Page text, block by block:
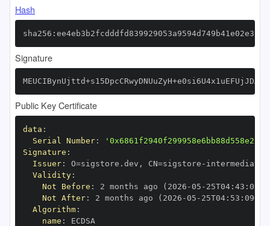
Hash
Signature
Public Key Certificate
data :
Serial Number:
Signature :
Issuer: O=sigstore.dev , CN=sigstore -
Validity:
Not Before : 2 months ago (2026 -05 - 25T04: 43 :
Not After: 2 months ago (2026 -05 - 25T04: 53 : 09+00
Algorithm:
name :